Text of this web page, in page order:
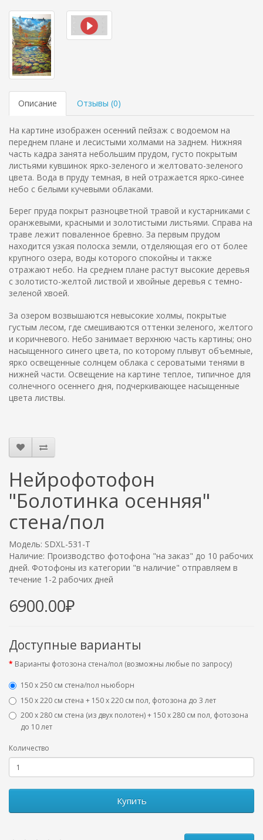
Описание Отзывы (0)
На картине изображен осенний пейзаж с водоемом на
переднем плане и лесистыми холмами на заднем. Нижняя
часть кадра занята небольшим прудом, густо покрытым
листьями кувшинок ярко-зеленого и желтовато-зеленого
цвета. Вода в пруду темная, в ней отражается ярко-синее
небо с белыми кучевыми облаками.
Берег пруда покрыт разноцветной травой и кустарниками с
оранжевыми, красными и золотистыми листьями. Справа на
траве лежит поваленное бревно. За первым прудом
находится узкая полоска земли, отделяющая его от более
крупного озера, воды которого спокойны и также
отражают небо. На среднем плане растут высокие деревья
с золотисто-желтой листвой и хвойные деревья с темно-
зеленой хвоей.
За озером возвышаются невысокие холмы, покрытые
густым лесом, где смешиваются оттенки зеленого, желтого
и коричневого. Небо занимает верхнюю часть картины; оно
насыщенного синего цвета, по которому плывут объемные,
ярко освещенные солнцем облака с сероватыми тенями в
нижней части. Освещение на картине теплое, типичное для
солнечного осеннего дня, подчеркивающее насыщенные
цвета листвы.
Нейрофотофон
"Болотинка осенняя"
стена/пол
Модель: SDXL-531-T
Наличие: Производство фотофона "на заказ" до 10 рабочих
дней. Фотофоны из категории "в наличие" отправляем в
течение 1-2 рабочих дней
6900.00₽
Доступные варианты
Варианты фотозона стена/пол (возможны любые по запросу)
150 х 250 см стена/пол ньюборн
150 х 220 см стена + 150 х 220 см пол, фотозона до 3 лет
200 х 280 см стена (из двух полотен) + 150 х 280 см пол, фотозона
до 10 лет
Количество
Купить